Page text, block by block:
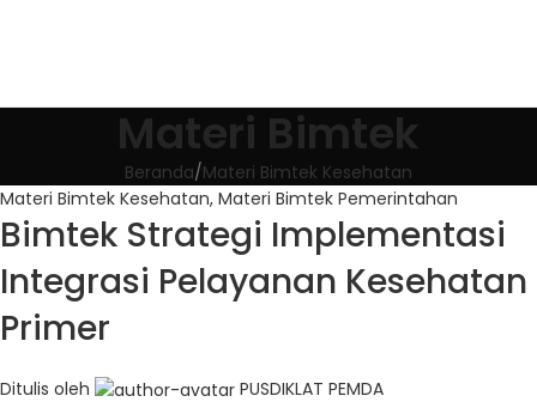
Materi Bimtek
Beranda Materi Bimtek Kesehatan
Materi Bimtek Kesehatan, Materi Bimtek Pemerintahan
Bimtek Strategi Implementasi
Integrasi Pelayanan Kesehatan
Primer
Ditulis oleh
PUSDIKLAT PEMDA